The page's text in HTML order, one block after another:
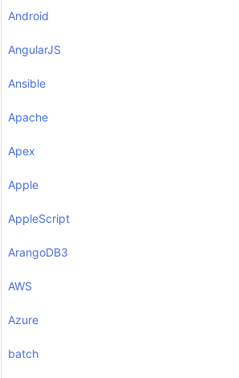
Android
AngularJS
Ansible
Apache
Apex
Apple
AppleScript
ArangoDB3
AWS
Azure
batch